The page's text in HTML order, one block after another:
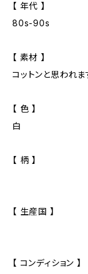
【 年代 】
80s-90s
【 素材 】
コットンと思われま
【 色 】
白
【 柄 】
【 生産国 】
【 コンディション 】